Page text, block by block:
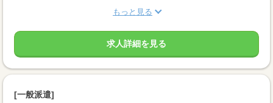
もっと見る
求人詳細を見る
[一般派遣]